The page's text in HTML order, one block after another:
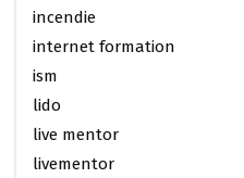
incendie
internet formation
ism
lido
live mentor
livementor